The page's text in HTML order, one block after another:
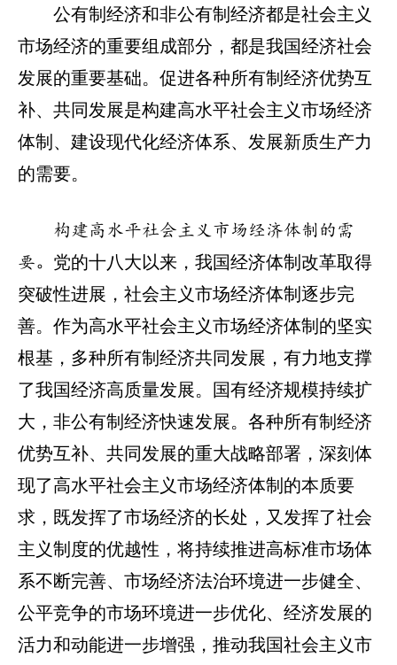
公有制经济和非公有制经济都是社会主义
市场经济的重要组成部分，都是我国经济社会
发展的重要基础。促进各种所有制经济优势互
补、共同发展是构建高水平社会主义市场经济
体制、建设现代化经济体系、发展新质生产力
的需要。
构建高水平社会主义市场经济体制的需
要。 党的十八大以来，我国经济体制改革取得
突破性进展，社会主义市场经济体制逐步完
善。作为高水平社会主义市场经济体制的坚实
根基，多种所有制经济共同发展，有力地支撑
了我国经济高质量发展。国有经济规模持续扩
大，非公有制经济快速发展。各种所有制经济
优势互补、共同发展的重大战略部署，深刻体
现了高水平社会主义市场经济体制的本质要
求，既发挥了市场经济的长处，又发挥了社会
主义制度的优越性，将持续推进高标准市场体
系不断完善、市场经济法治环境进一步健全、
公平竞争的市场环境进一步优化、经济发展的
活力和动能进一步增强，推动我国社会主义市